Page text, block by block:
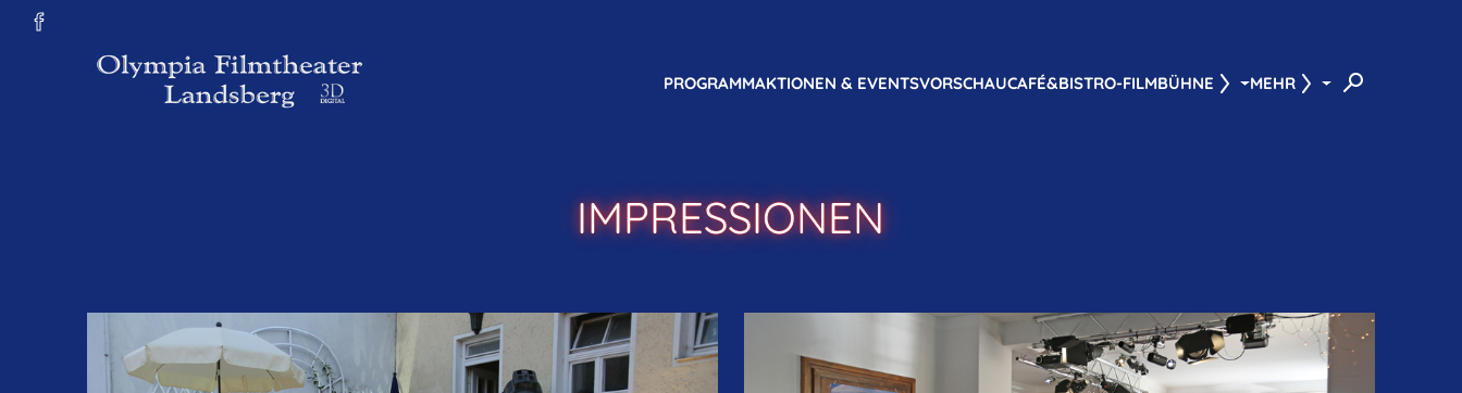
PROGRAMMAKTIONEN & EVENTSVORSCHAUCAFÉ&BISTRO-FILMBÜHNE MEHR
IMPRESSIONEN